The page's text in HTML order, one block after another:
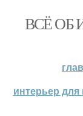
ВСЁ ОБ
интерьер